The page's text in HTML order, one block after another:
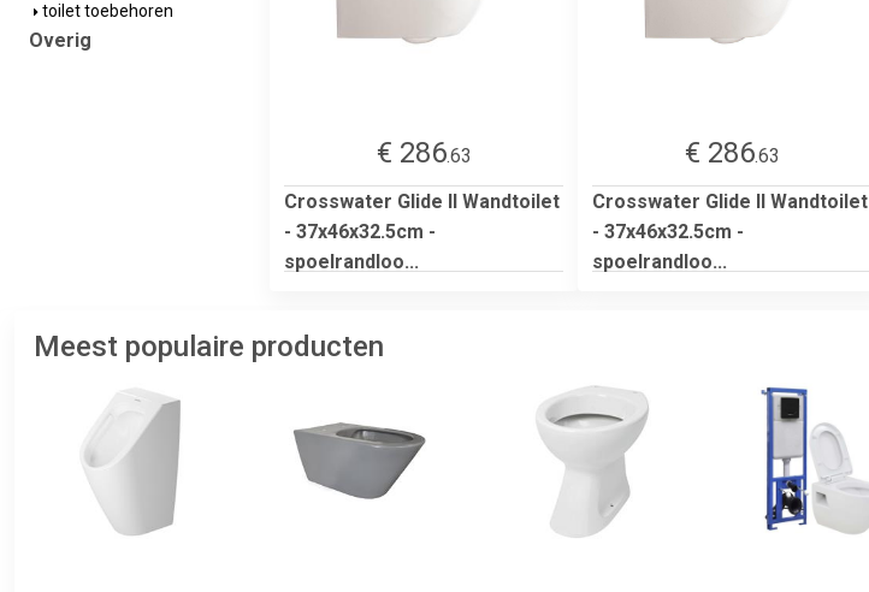
toilet toebehoren
Overig
€ 286.63
Crosswater Glide II Wandtoilet
- 37x46x32.5cm -
spoelrandloo...
€ 286.63
Crosswater Glide II Wandtoilet
- 37x46x32.5cm -
spoelrandloo...
Meest populaire producten